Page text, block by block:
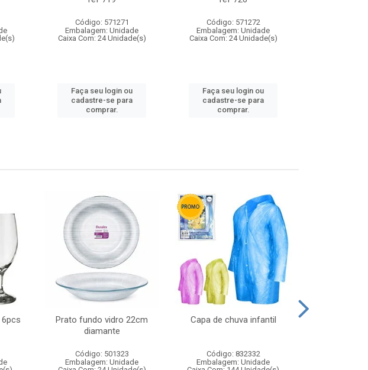
Código: 571271
Embalagem: Unidade
Caixa Com: 24 Unidade(s)
Faça seu login ou
cadastre-se para
comprar.
Código: 571272
Embalagem: Unidade
Caixa Com: 24 Unidade(s)
Faça seu login ou
cadastre-se para
comprar.
Prato fundo vidro 22cm
diamante
Código: 501323
Embalagem: Unidade
Capa de chuva infantil
Código: 832332
Embalagem: Unidade